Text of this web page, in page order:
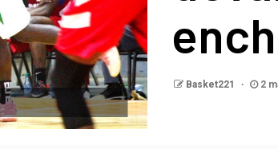
Basket221 2